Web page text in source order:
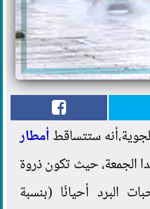
ستتساقطأمطار
الجمعة، حيث تكون ذروة
البرد أحيانًا (بنسبة